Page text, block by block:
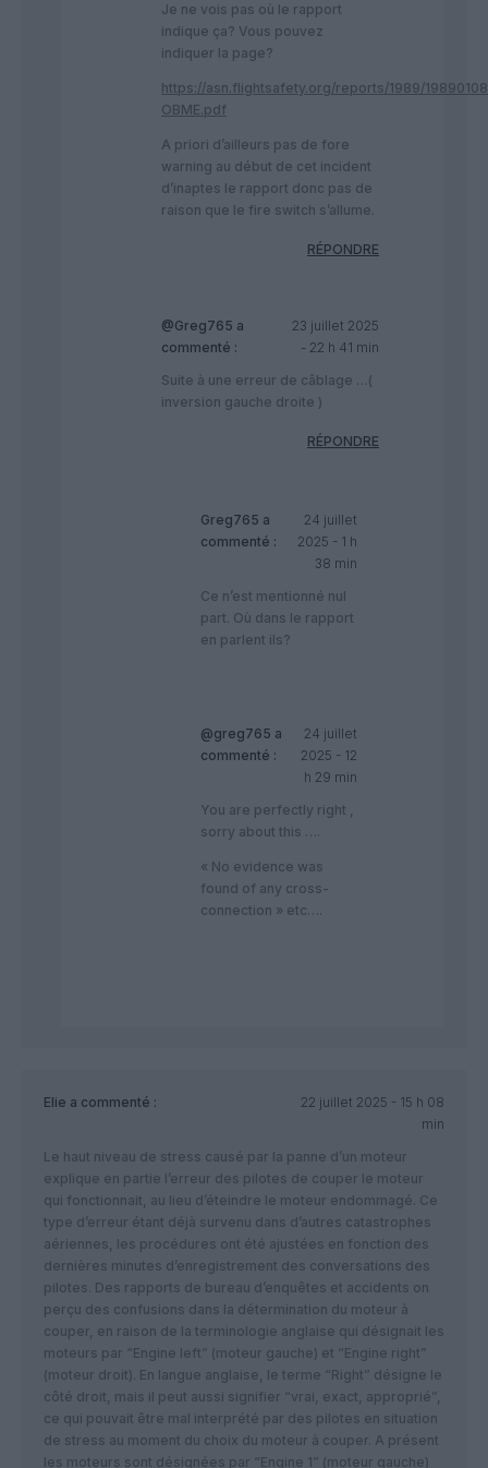
Je ne vois pas où le rapport
indique ça? Vous pouvez
indiquer la page?
https://asn.flightsafety.org/reports/1989/
OBME.pdf
A priori d’ailleurs pas de fore
warning au début de cet incident
d’inaptes le rapport donc pas de
raison que le fire switch s’allume.
RÉPONDRE
@Greg765 a
commenté :
23 juillet 2025
- 22 h 41 min
Suite à une erreur de câblage …(
inversion gauche droite )
RÉPONDRE
Greg765 a
commenté :
24 juillet
2025 - 1 h
38 min
Ce n’est mentionné nul
part. Où dans le rapport
en parlent ils?
@greg765 a
commenté :
24 juillet
2025 - 12
h 29 min
You are perfectly right ,
sorry about this ….
« No evidence was
found of any cross-
connection » etc….
Elie a commenté :
22 juillet 2025 - 15 h 08
min
Le haut niveau de stress causé par la panne d’un moteur
explique en partie l’erreur des pilotes de couper le moteur
qui fonctionnait, au lieu d’éteindre le moteur endommagé. Ce
type d’erreur étant déjà survenu dans d’autres catastrophes
aériennes, les procédures ont été ajustées en fonction des
dernières minutes d’enregistrement des conversations des
pilotes. Des rapports de bureau d’enquêtes et accidents on
perçu des confusions dans la détermination du moteur à
couper, en raison de la terminologie anglaise qui désignait les
moteurs par “Engine left” (moteur gauche) et “Engine right”
(moteur droit). En langue anglaise, le terme “Right” désigne le
côté droit, mais il peut aussi signifier “vrai, exact, approprié”,
ce qui pouvait être mal interprété par des pilotes en situation
de stress au moment du choix du moteur à couper. A présent
les moteurs sont désignées par “Engine 1” (moteur gauche)